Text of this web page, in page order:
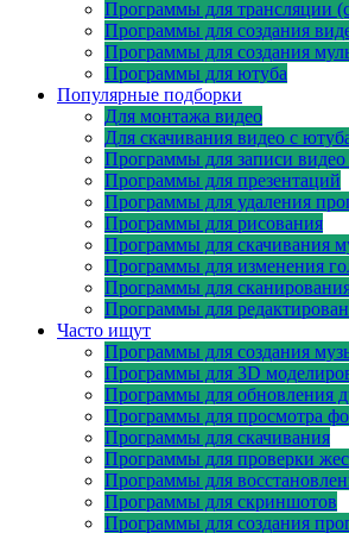
Программы для трансляции
Программы для создания
Программы для создания
Программы для ютуба
Популярные подборки
Для монтажа видео
Для скачивания видео с
Программы для записи видео
Программы для презентаций
Программы для удаления
Программы для рисования
Программы для скачивания
Программы для изменения
Программы для
Программы для
Часто ищут
Программы для создания
Программы для 3D
Программы для обновления
Программы для просмотра
Программы для скачивания
Программы для проверки
Программы для
Программы для скриншотов
Программы для создания